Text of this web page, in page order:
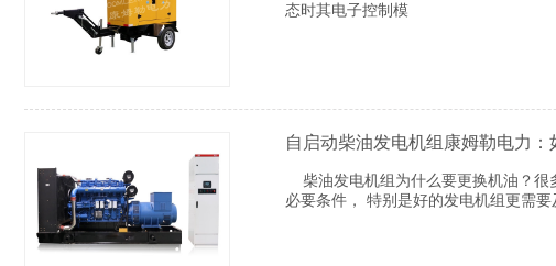
态时其电子控制模
自启动柴油发电机组康姆勒电力
柴油发电机组为什么要更换机油？很
必要条件， 特别是好的发电机组更需